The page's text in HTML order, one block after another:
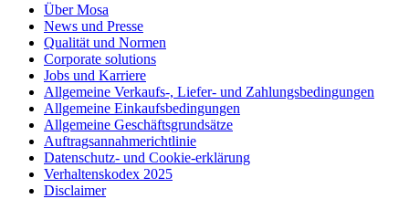
Über Mosa
News und Presse
Qualität und Normen
Corporate solutions
Jobs und Karriere
Allgemeine Verkaufs-, Liefer- und Zahlungsbedingungen
Allgemeine Einkaufsbedingungen
Allgemeine Geschäftsgrundsätze
Auftragsannahmerichtlinie
Datenschutz- und Cookie-erklärung
Verhaltenskodex 2025
Disclaimer